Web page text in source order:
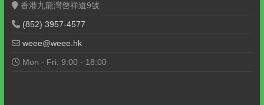
香港九龍灣啓祥道9號
(852) 3957-4577
weee@weee.hk
Mon - Fri: 9:00 - 18:00